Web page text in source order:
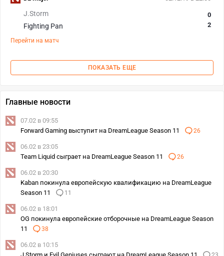
J.Storm
Fighting Pan
0
2
Перейти на матч
ПОКАЗАТЬ ЕЩЕ
Главные новости
07.02 в 09:55
Forward Gaming выступит на DreamLeague Season 11
26
06.02 в 23:05
Team Liquid сыграет на DreamLeague Season 11
26
06.02 в 20:30
Kaban покинула европейскую квалификацию на DreamLeague
Season 11
11
06.02 в 18:01
OG покинула европейские отборочные на DreamLeague Season
11
38
06.02 в 10:15